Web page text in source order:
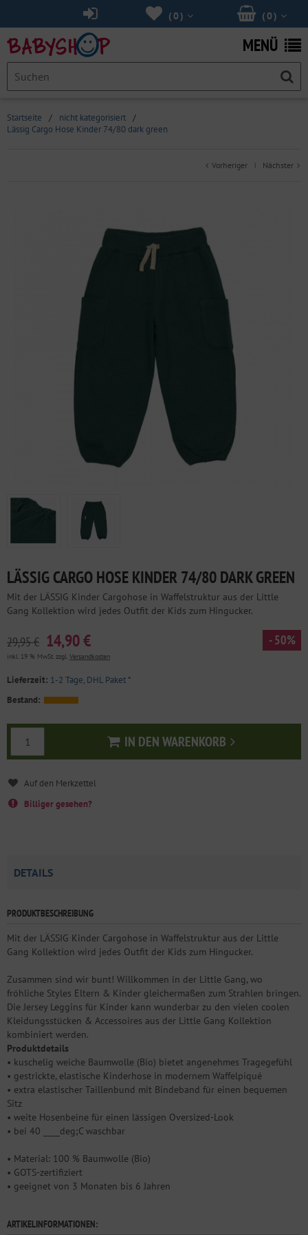
(0 )
(0 )
MENÜ
Startseite / nicht kategorisiert /
Lässig Cargo Hose Kinder 74/80 dark green
Vorheriger | Nächster
LÄSSIG CARGO HOSE KINDER 74/80 DARK GREEN
Mit der LÄSSIG Kinder Cargohose in Waffelstruktur aus der Little
Gang Kollektion wird jedes Outfit der Kids zum Hingucker.
29,95 € 14,90 € - 50%
inkl. 19 % MwSt. zzgl. Versandkosten
Lieferzeit: 1-2 Tage, DHL Paket*
Bestand:
IN DEN WARENKORB
In den Warenkorb
Billiger gesehen?
DETAILS
PRODUKTBESCHREIBUNG
Mit der LÄSSIG Kinder Cargohose in Waffelstruktur aus der Little
Gang Kollektion wird jedes Outfit der Kids zum Hingucker.
Zusammen sind wir bunt! Willkommen in der Little Gang, wo
fröhliche Styles Eltern & Kinder gleichermaßen zum Strahlen bringen.
Die Jersey Leggins für Kinder kann wunderbar zu den vielen coolen
Kleidungsstücken & Accessoires aus der Little Gang Kollektion
kombiniert werden.
Produktdetails
• kuschelig weiche Baumwolle (Bio) bietet angenehmes Tragegefühl
• gestrickte, elastische Kinderhose in modernem Waffelpiqué
• extra elastischer Taillenbund mit Bindeband für einen bequemen
Sitz
• weite Hosenbeine für einen lässigen Oversized-Look
• bei 40 ____deg;C waschbar
• Material: 100 % Baumwolle (Bio)
• GOTS-zertifiziert
• geeignet von 3 Monaten bis 6 Jahren
ARTIKELINFORMATIONEN: